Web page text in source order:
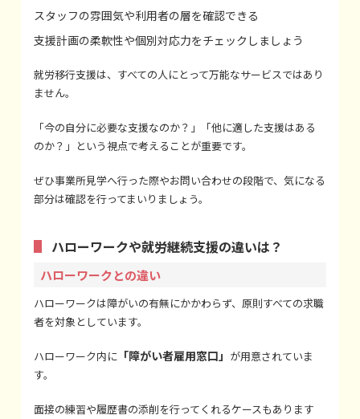
スタッフの雰囲気や利用者の層を確認できる
支援計画の柔軟性や個別対応力をチェックしましょう
就労移行支援は、すべての人にとって万能なサービスではあり
ません。
「今の自分に必要な支援なのか？」「他に適した支援はある
のか？」という視点で考えることが重要です。
ぜひ事業所見学へ行った際やお問い合わせの段階で、気になる
部分は確認を行ってまいりましょう。
ハローワークや就労継続支援の違いは？
ハローワークとの違い
ハローワークは障がいの有無にかかわらず、原則すべての求職
者を対象としています。
ハローワーク内に 「障がい者雇用窓口」 が用意されていま
す。
面接の練習や履歴書の添削を行ってくれるケースもあります